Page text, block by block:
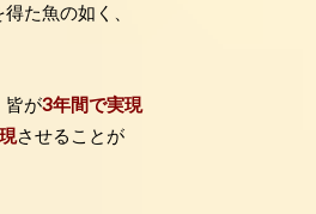
た魚の如く、
皆が3年間で実現
させることが